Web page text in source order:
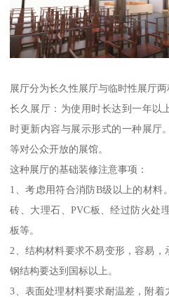
展厅分为长久性展厅与临时性展厅两
长久展厅：为使用时长达到一年以
时更新内容与展示形式的一种展厅
等对公众开放的展馆。
这种展厅的基础装修注意事项：
1、考虑用符合消防B级以上的材料
砖、大理石、PVC板、经过防火处
板等。
2、结构材料要求不易变形，容易，
钢结构要达到国标以上。
3、表面处理材料要求耐温差，附